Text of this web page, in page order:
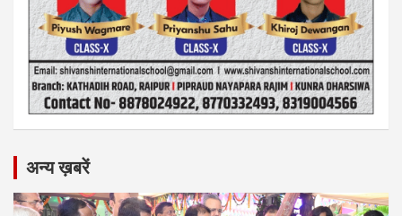
अन्य ख़बरें